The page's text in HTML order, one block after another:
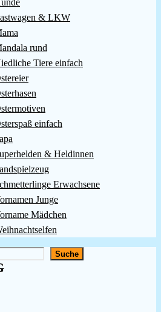
& LKW
rund
Tiere einfach
einfach
& Heldinnen
Erwachsene
Junge
Mädchen
Suche